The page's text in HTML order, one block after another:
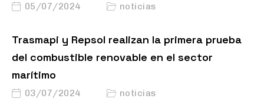
05/07/2024 noticias
Trasmapi y Repsol realizan la primera prueba
del combustible renovable en el sector
marítimo
03/07/2024 noticias